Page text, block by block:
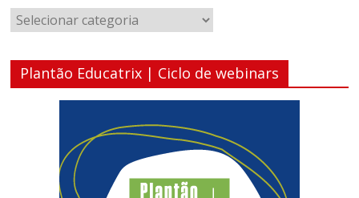
Categorias
Plantão Educatrix | Ciclo de webinars